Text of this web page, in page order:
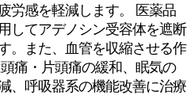
労感を軽減します。 医薬品
してアデノシン受容体を遮断
。また、血管を収縮させる作
痛・片頭痛の緩和、眠気の
、呼吸器系の機能改善に治療